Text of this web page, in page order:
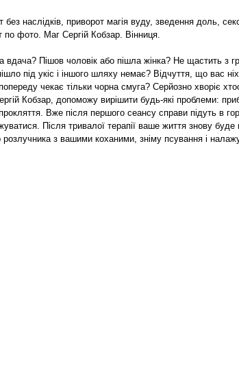
без наслідків, приворот магія вуду, зведення доль,
по фото. Маг Сергій Кобзар. Вінниця.
вдача? Пішов чоловік або пішла жінка? Не щастить з
під укіс і іншого шляху немає? Відчуття, що вас
чекає тільки чорна смуга? Серйозно хворіє
Кобзар, допоможу вирішити будь-які проблеми:
Вже після першого сеансу справи підуть в
Після тривалої терапії ваше життя знову
з вашими коханими, зніму псування і